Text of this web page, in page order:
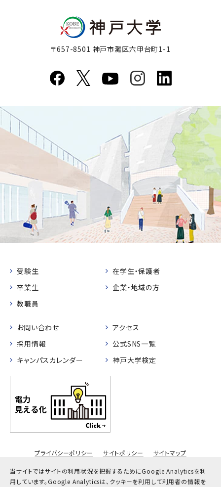
当サイトではサイトの利用状況を把握するためにGoogle Analyticsを利
用しています。Google Analyticsは、クッキーを利用して利用者の情報を
〒657-8501 神戸市灘区六甲台町1-1
受験生
在学生・保護者
卒業生
企業・地域の方
教職員
お問い合わせ
アクセス
採用情報
公式SNS一覧
キャンパスカレンダー
神戸大学検定
プライバシーポリシー サイトポリシー サイトマップ
© Kobe University